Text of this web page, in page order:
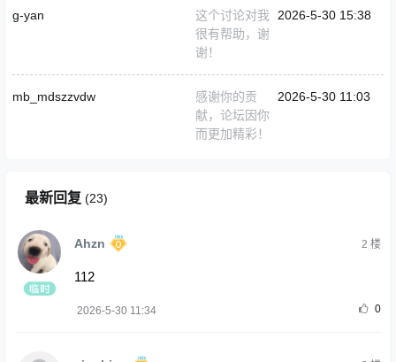
g-yan
这个讨论对我
很有帮助，谢
谢！
2026-5-30 15:38
mb_mdszzvdw
感谢你的贡
献，论坛因你
而更加精彩！
2026-5-30 11:03
最新回复 (23)
Ahzn 2 楼
112
2026-5-30 11:34 0